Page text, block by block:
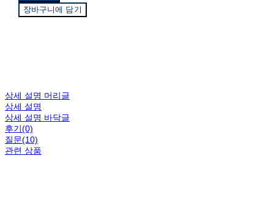
장바구니에 담기
상세 설명 머리글
상세 설명
상세 설명 바닥글
후기(0)
질문(10)
관련 상품